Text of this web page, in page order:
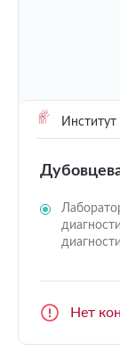
Нет